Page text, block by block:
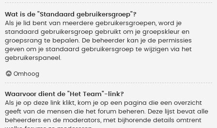
Wat is de "Standaard gebruikersgroep"?
Als je lid bent van meerdere gebruikersgroepen, word je
standaard gebruikersgroep gebruikt om je groepskleur en
groepsrang te bepalen. De beheerder kan je de permissies
geven om je standaard gebruikersgroep te wijzigen via het
gebruikerspaneel.
Omhoog
Waarvoor dient de "Het Team"-link?
Als je op deze link klikt, kom je op een pagina die een overzicht
geeft van de mensen die het forum beheren. Deze lijst bevat alle
beheerders en de moderators, met bijhorende details omtrent